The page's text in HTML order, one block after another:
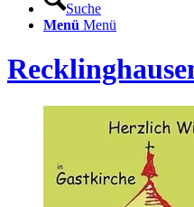
Suche
Menü Menü